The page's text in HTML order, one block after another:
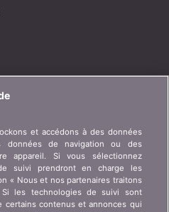
presse, partenariat,
Information client art. 45
LSA
et accédons à des données
données de navigation ou des
appareil. Si vous sélectionnez
suivi prendront en charge les
« Nous et nos partenaires traitons
les technologies de suivi sont
certains contenus et annonces qui